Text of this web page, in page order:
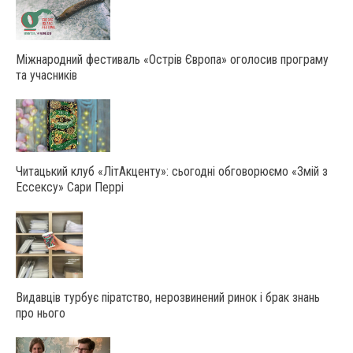
Міжнародний фестиваль «Острів Європа» оголосив програму
та учасників
Читацький клуб «ЛітАкценту»: сьогодні обговорюємо «Змій з
Ессексу» Сари Перрі
Видавців турбує піратство, нерозвинений ринок і брак знань
про нього